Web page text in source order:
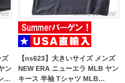
ズ
ン
ツ
【ns623】大きいサイズ メンズ
NEW ERA ニューエラ MLB ヤン
キース 半袖 Tシャツ MLB